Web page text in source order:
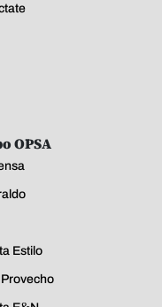
OPSA
Estilo